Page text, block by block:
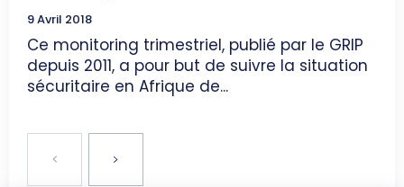
9 Avril 2018
Ce monitoring trimestriel, publié par le GRIP
depuis 2011, a pour but de suivre la situation
sécuritaire en Afrique de...